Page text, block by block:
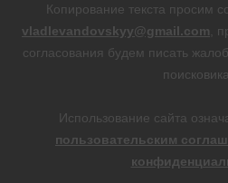
Копирование текста просим
vladlevandovskyy@gmail.com ,
согласования будем писать
Использование сайта
пользовательским